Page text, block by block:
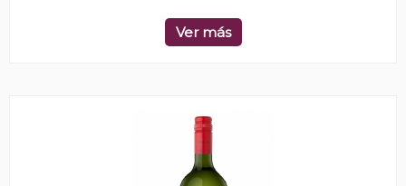
Ver más